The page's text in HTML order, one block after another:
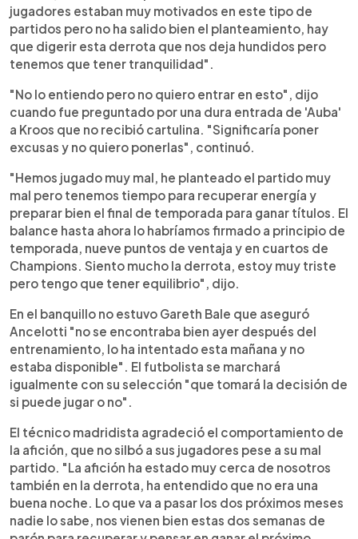
jugadores estaban muy motivados en este tipo de
partidos pero no ha salido bien el planteamiento, hay
que digerir esta derrota que nos deja hundidos pero
tenemos que tener tranquilidad".
"No lo entiendo pero no quiero entrar en esto", dijo
cuando fue preguntado por una dura entrada de 'Auba'
a Kroos que no recibió cartulina. "Significaría poner
excusas y no quiero ponerlas", continuó.
"Hemos jugado muy mal, he planteado el partido muy
mal pero tenemos tiempo para recuperar energía y
preparar bien el final de temporada para ganar títulos. El
balance hasta ahora lo habríamos firmado a principio de
temporada, nueve puntos de ventaja y en cuartos de
Champions. Siento mucho la derrota, estoy muy triste
pero tengo que tener equilibrio", dijo.
En el banquillo no estuvo Gareth Bale que aseguró
Ancelotti "no se encontraba bien ayer después del
entrenamiento, lo ha intentado esta mañana y no
estaba disponible". El futbolista se marchará
igualmente con su selección "que tomará la decisión de
si puede jugar o no".
El técnico madridista agradeció el comportamiento de
la afición, que no silbó a sus jugadores pese a su mal
partido. "La afición ha estado muy cerca de nosotros
también en la derrota, ha entendido que no era una
buena noche. Lo que va a pasar los dos próximos meses
nadie lo sabe, nos vienen bien estas dos semanas de